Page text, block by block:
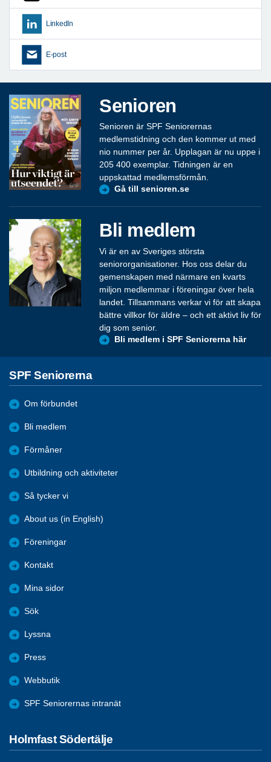
LinkedIn
E-post
Senioren
Senioren är SPF Seniorernas
medlemstidning och den kommer ut med
nio nummer per år. Upplagan är nu uppe i
205 400 exemplar. Tidningen är en
uppskattad medlemsförmån.
Gå till senioren.se
Bli medlem
Vi är en av Sveriges största
seniororganisationer. Hos oss delar du
gemenskapen med närmare en kvarts
miljon medlemmar i föreningar över hela
landet. Tillsammans verkar vi för att skapa
bättre villkor för äldre – och ett aktivt liv för
dig som senior.
Bli medlem i SPF Seniorerna här
SPF Seniorerna
Om förbundet
Bli medlem
Förmåner
Utbildning och aktiviteter
Så tycker vi
About us (in English)
Föreningar
Kontakt
Mina sidor
Sök
Lyssna
Press
Webbutik
SPF Seniorernas intranät
Holmfast Södertälje